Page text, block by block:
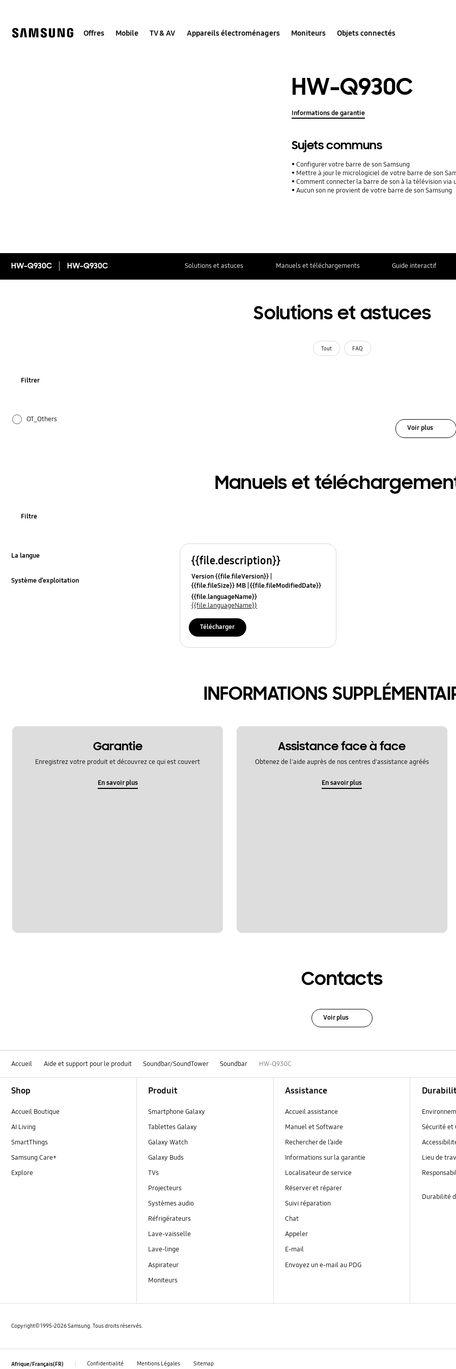
Offres Mobile TV & AV Appareils électroménagers Moniteurs Objets connectés
HW-Q930C
Informations de garantie
Sujets communs
Configurer votre barre de son Samsung
Mettre à jour le micrologiciel de votre barre de son
Comment connecter la barre de son à la télévision via
Aucun son ne provient de votre barre de son Samsung
HW-Q930C HW-Q930C Solutions et astuces Manuels et téléchargements Guide interactif
Solutions et astuces
Tout FAQ
Filtrer
OT_Others
Voir plus
Manuels et
Filtre
La langue
Système d’exploitation
{{file.description}}
Version {{file.fileVersion}}
{{file.fileSize}} MB {{file.fileModifiedDate}}
{{file.osNames}}
{{file.languageName}}
{{file.languageName}}
Télécharger
INFORMATIONS
Garantie
Enregistrez votre produit et découvrez ce qui est couvert
En savoir plus
Assistance face à face
Obtenez de l'aide auprès de nos centres d'assistance agréés
En savoir plus
Contacts
Voir plus
Accueil Aide et support pour le produit Soundbar/SoundTower Soundbar HW-Q930C
Shop
Accueil Boutique
AI Living
SmartThings
Samsung Care+
Explore
Produit
Smartphone Galaxy
Tablettes Galaxy
Galaxy Watch
Galaxy Buds
TVs
Projecteurs
Systèmes audio
Réfrigérateurs
Lave-vaisselle
Lave-linge
Aspirateur
Moniteurs
Assistance
Accueil assistance
Manuel et Software
Rechercher de l’aide
Informations sur la garantie
Localisateur de service
Réserver et réparer
Suivi réparation
Chat
Appeler
E-mail
Envoyez un e-mail au PDG
Sécurité et
Lieu de
Durabilité
Copyright© 1995-2026 Samsung. Tous droits réservés.
Afrique/Français(FR) Confidentialité Mentions Légales Sitemap